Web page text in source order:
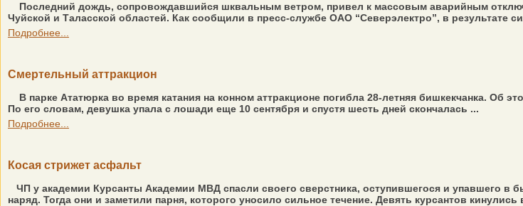
Последний дождь, сопровождавшийся шквальным ветром, привел к массовым аварийным
Чуйской и Таласской областей. Как сообщили в пресс-службе ОАО “Северэлектро”, в результате
Подробнее...
Смертельный аттракцион
В парке Ататюрка во время катания на конном аттракционе погибла 28-летняя бишкекчанка. Об
По его словам, девушка упала с лошади еще 10 сентября и спустя шесть дней скончалась ...
Подробнее...
Косая стрижет асфальт
ЧП у академии Курсанты Академии МВД спасли своего сверстника, оступившегося и упавшего
наряд. Тогда они и заметили парня, которого уносило сильное течение. Девять курсантов